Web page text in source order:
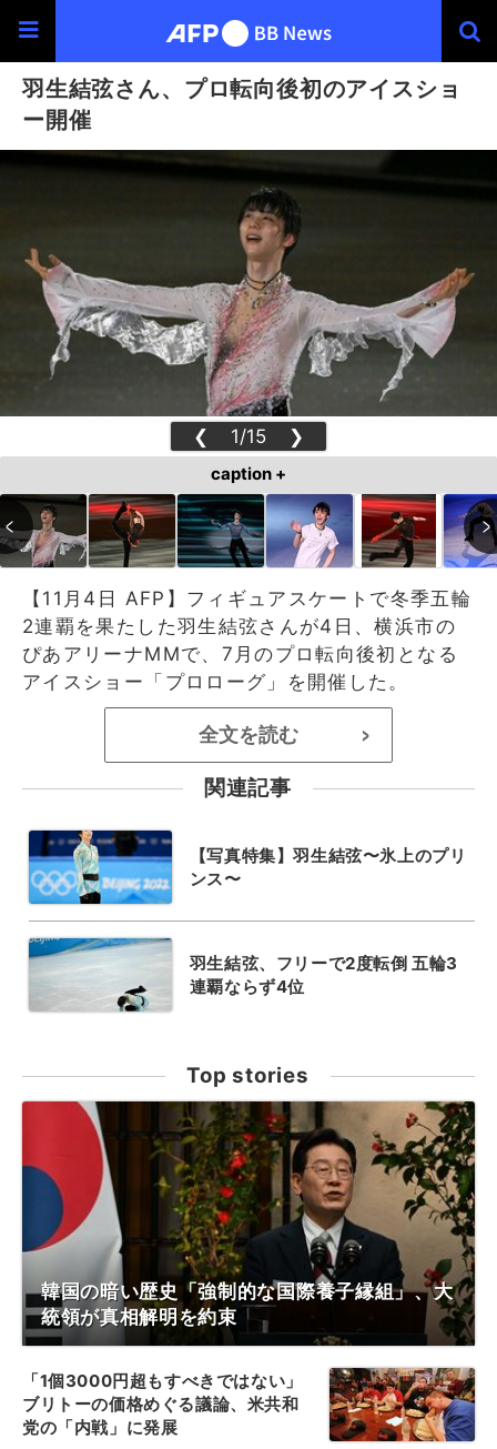
羽生結弦さん、プロ転向後初のアイスショ
ー開催
❮ 1/15 ❯
caption +
【11月4日 AFP】フィギュアスケートで冬季五輪
2連覇を果たした羽生結弦さんが4日、横浜市の
ぴあアリーナMMで、7月のプロ転向後初となる
アイスショー「プロローグ」を開催した。
全文を読む >
関連記事
【写真特集】羽生結弦〜氷上のプリ
ンス〜
羽生結弦、フリーで2度転倒 五輪3
連覇ならず4位
Top stories
韓国の暗い歴史「強制的な国際養子縁組」、大
統領が真相解明を約束
「1個3000円超もすべきではない」
ブリトーの価格めぐる議論、米共和
党の「内戦」に発展